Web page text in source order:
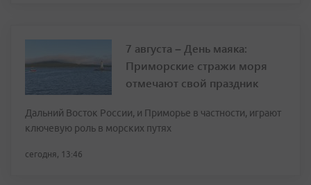
7 августа – День маяка:
Приморские стражи моря
отмечают свой праздник
Дальний Восток России, и Приморье в частности, играют
ключевую роль в морских путях
сегодня, 13:46